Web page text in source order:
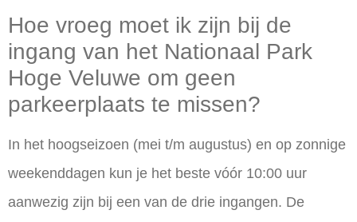
Hoe vroeg moet ik zijn bij de
ingang van het Nationaal Park
Hoge Veluwe om geen
parkeerplaats te missen?
In het hoogseizoen (mei t/m augustus) en op zonnige
weekenddagen kun je het beste vóór 10:00 uur
aanwezig zijn bij een van de drie ingangen. De